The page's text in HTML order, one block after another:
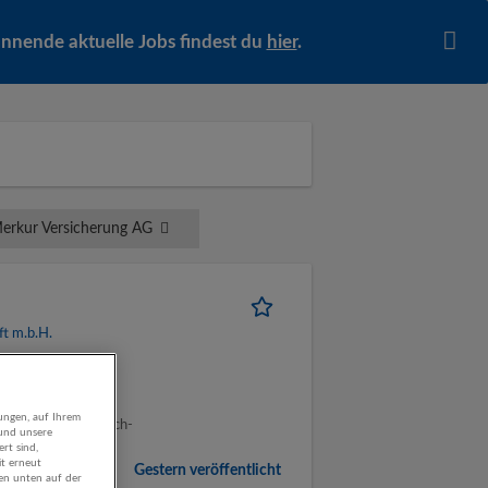
aktuelle Jobs findest du hier.
Versicherung AG
m.b.H.
Deutsch-
Gestern veröffentlicht
auf Ihrem
unsere
sind,
erneut
unten auf der